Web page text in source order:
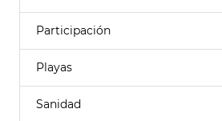
Participación
Playas
Sanidad